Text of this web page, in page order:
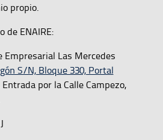
propio.
de ENAIRE:
Empresarial Las Mercedes
S/N, Bloque 330, Portal
Entrada por la Calle Campezo,